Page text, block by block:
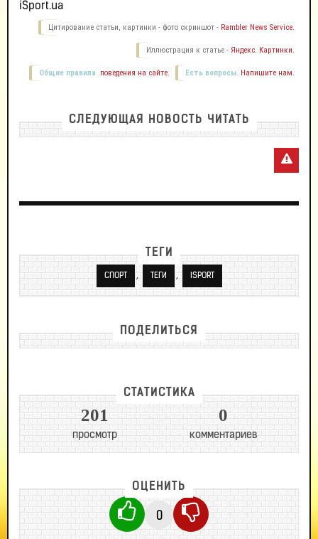
iSport.ua
Цитирование статьи, картинки - фото скриншот - Rambler News Service.
Иллюстрация к статье - Яндекс. Картинки.
Есть вопросы. Напишите нам.
Общие правила поведения на сайте.
СЛЕДУЮЩАЯ НОВОСТЬ ЧИТАТЬ
ТЕГИ
СПОРТ , ТЕГИ , ISPORT
ПОДЕЛИТЬСЯ
СТАТИСТИКА
201
просмотр
0
комментариев
ОЦЕНИТЬ
0